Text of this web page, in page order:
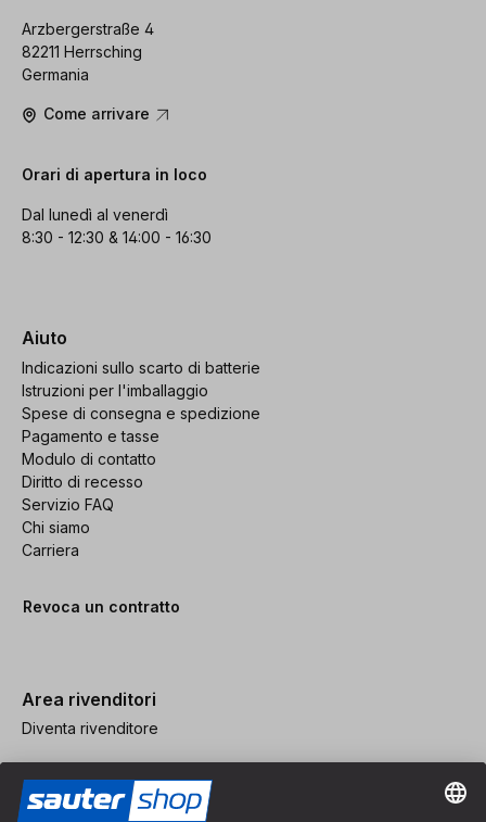
Arzbergerstraße 4
82211 Herrsching
Germania
Come arrivare
Orari di apertura in loco
Dal lunedì al venerdì
8:30 - 12:30 & 14:00 - 16:30
Aiuto
Indicazioni sullo scarto di batterie
Istruzioni per l'imballaggio
Spese di consegna e spedizione
Pagamento e tasse
Modulo di contatto
Diritto di recesso
Servizio FAQ
Chi siamo
Carriera
Revoca un contratto
Area rivenditori
Diventa rivenditore